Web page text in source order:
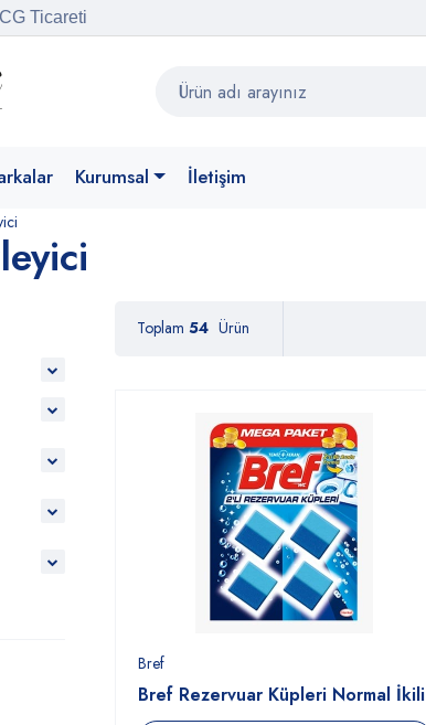
Ticareti
Kurumsal İletişim
Toplam 54 Ürün
Bref
Bref Rezervuar Küpleri Normal İkili